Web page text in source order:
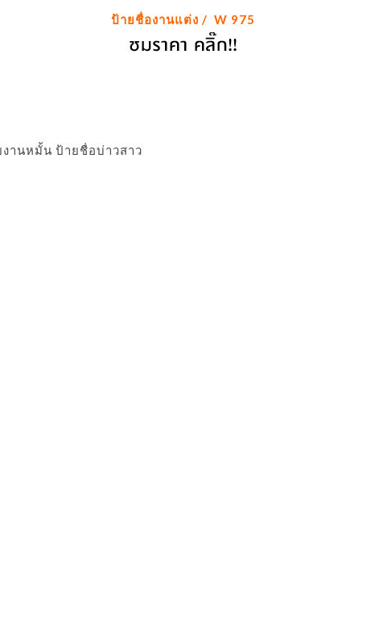
ป้ายชื่องานแต่ง / W 975
านหมั้น ป้ายชื่อบ่าวสาว